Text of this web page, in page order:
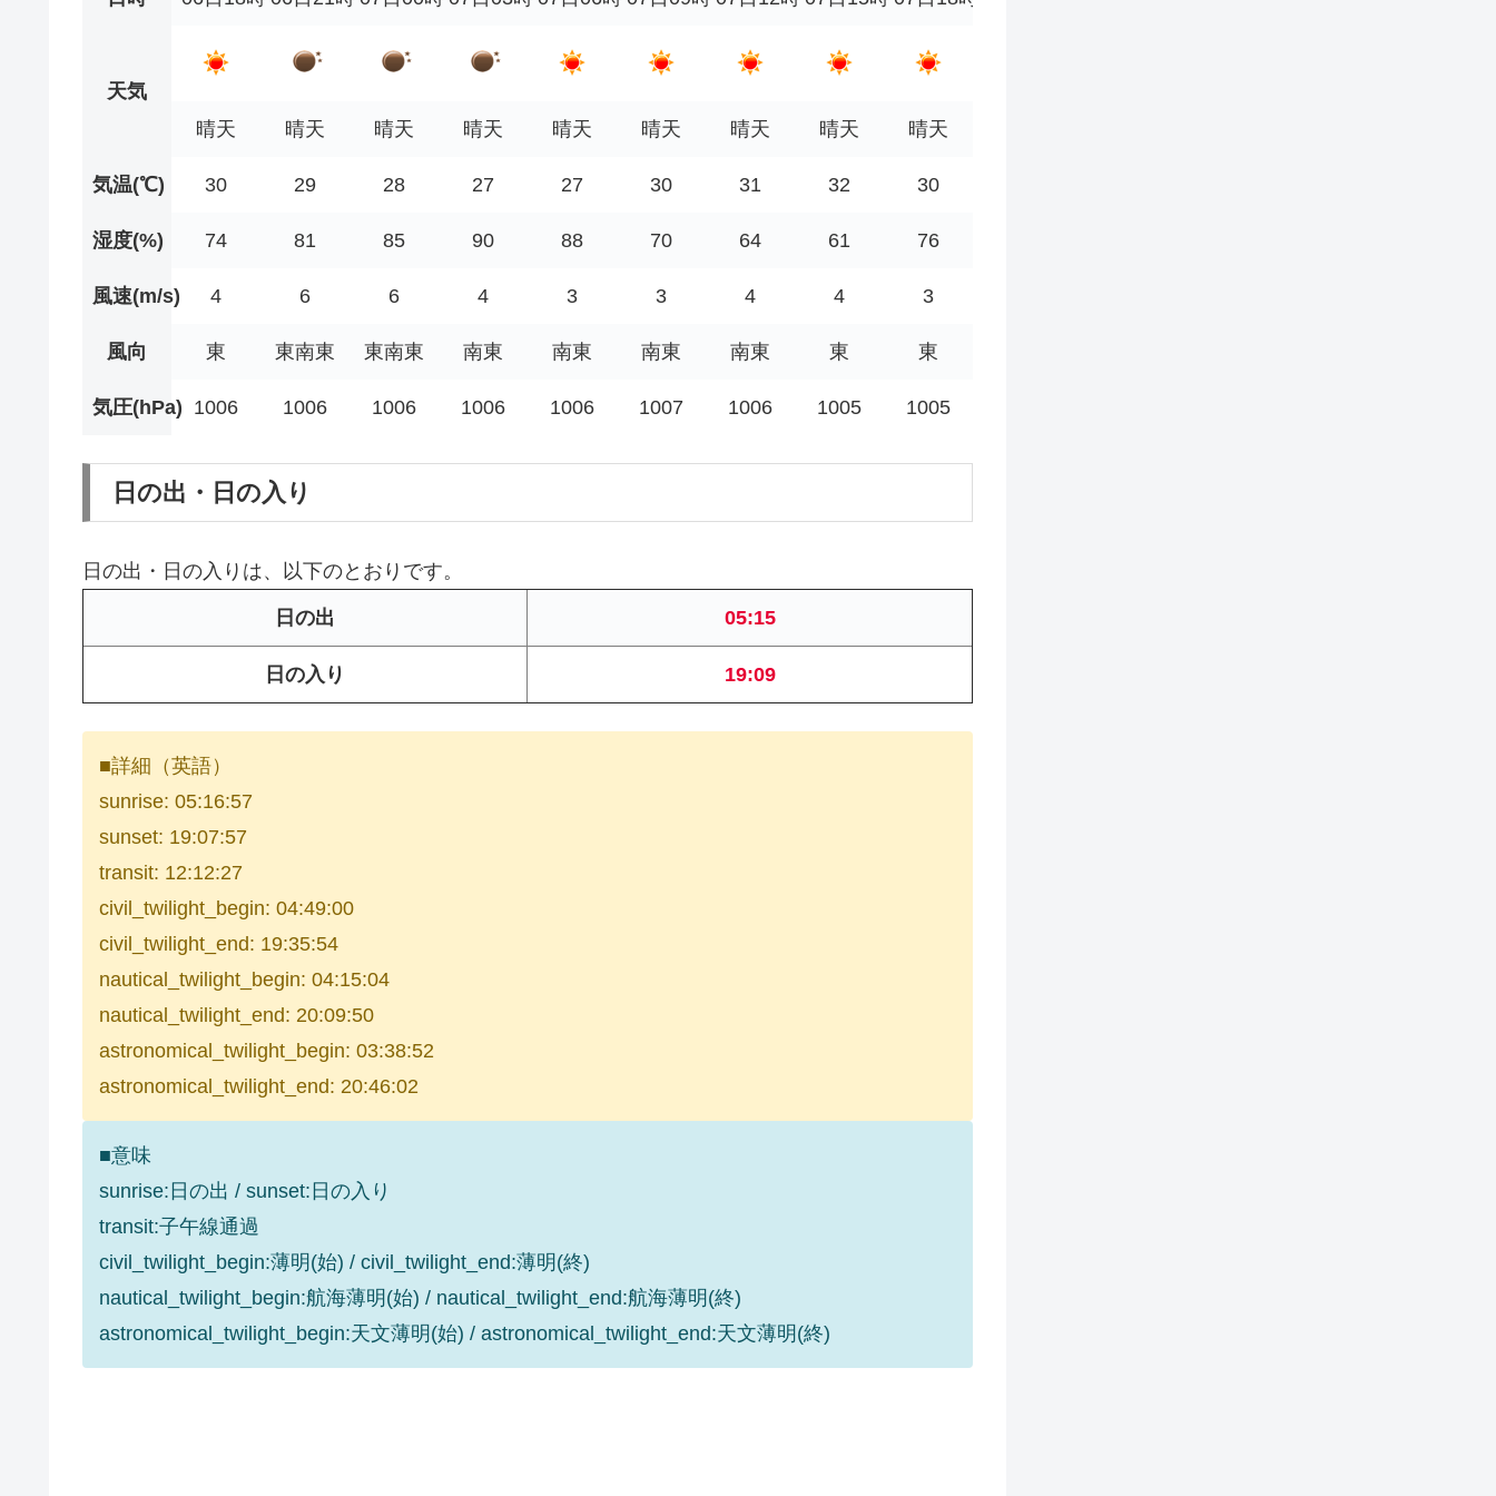
天気
晴天
晴天 晴天 晴天 晴天 晴天 晴天 晴天 晴天
気温(℃) 30 29 28 27 27 30 31 32 30
湿度(%) 74 81 85 90 88 70 64 61 76
風速(m/s) 4 6 6 4 3 3 4 4 3
風向 東 東南東 東南東 南東 南東 南東 南東 東 東
気圧(hPa) 1006 1006 1006 1006 1006 1007 1006 1005 1005
日の出・日の入り
日の出・日の入りは、以下のとおりです。
日の出 05:15
日の入り 19:09
■詳細（英語）
sunrise: 05:16:57
sunset: 19:07:57
transit: 12:12:27
civil_twilight_begin: 04:49:00
civil_twilight_end: 19:35:54
nautical_twilight_begin: 04:15:04
nautical_twilight_end: 20:09:50
astronomical_twilight_begin: 03:38:52
astronomical_twilight_end: 20:46:02
■意味
sunrise:日の出 / sunset:日の入り
transit:子午線通過
civil_twilight_begin:薄明(始) / civil_twilight_end:薄明(終)
nautical_twilight_begin:航海薄明(始) / nautical_twilight_end:航海薄明(終)
astronomical_twilight_begin:天文薄明(始) / astronomical_twilight_end:天文薄明(終)